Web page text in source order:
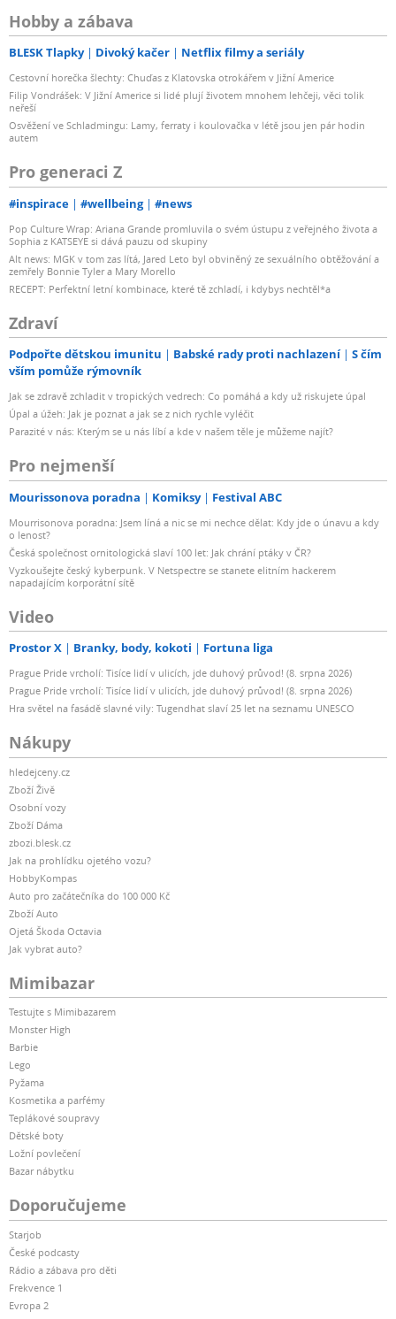
Hobby a zábava
BLESK Tlapky Divoký kačer Netflix filmy a seriály
Cestovní horečka šlechty: Chuďas z Klatovska otrokářem v Jižní Americe
Filip Vondrášek: V Jižní Americe si lidé plují životem mnohem lehčeji, věci tolik
neřeší
Osvěžení ve Schladmingu: Lamy, ferraty i koulovačka v létě jsou jen pár hodin
autem
Pro generaci Z
#inspirace #wellbeing #news
Pop Culture Wrap: Ariana Grande promluvila o svém ústupu z veřejného života a
Sophia z KATSEYE si dává pauzu od skupiny
Alt news: MGK v tom zas lítá, Jared Leto byl obviněný ze sexuálního obtěžování a
zemřely Bonnie Tyler a Mary Morello
RECEPT: Perfektní letní kombinace, které tě zchladí, i kdybys nechtěl*a
Zdraví
Podpořte dětskou imunitu Babské rady proti nachlazení
S čím
vším pomůže rýmovník
Jak se zdravě zchladit v tropických vedrech: Co pomáhá a kdy už riskujete úpal
Úpal a úžeh: Jak je poznat a jak se z nich rychle vyléčit
Parazité v nás: Kterým se u nás líbí a kde v našem těle je můžeme najít?
Pro nejmenší
Mourissonova poradna Komiksy Festival ABC
Mourrisonova poradna: Jsem líná a nic se mi nechce dělat: Kdy jde o únavu a kdy
o lenost?
Česká společnost ornitologická slaví 100 let: Jak chrání ptáky v ČR?
Vyzkoušejte český kyberpunk. V Netspectre se stanete elitním hackerem
napadajícím korporátní sítě
Video
Prostor X Branky, body, kokoti Fortuna liga
Prague Pride vrcholí: Tisíce lidí v ulicích, jde duhový průvod! (8. srpna 2026)
Prague Pride vrcholí: Tisíce lidí v ulicích, jde duhový průvod! (8. srpna 2026)
Hra světel na fasádě slavné vily: Tugendhat slaví 25 let na seznamu UNESCO
Nákupy
hledejceny.cz
Zboží Živě
Osobní vozy
Zboží Dáma
zbozi.blesk.cz
Jak na prohlídku ojetého vozu?
HobbyKompas
Auto pro začátečníka do 100 000 Kč
Zboží Auto
Ojetá Škoda Octavia
Jak vybrat auto?
Mimibazar
Testujte s Mimibazarem
Monster High
Barbie
Lego
Pyžama
Kosmetika a parfémy
Teplákové soupravy
Dětské boty
Ložní povlečení
Bazar nábytku
Doporučujeme
Starjob
České podcasty
Rádio a zábava pro děti
Frekvence 1
Evropa 2